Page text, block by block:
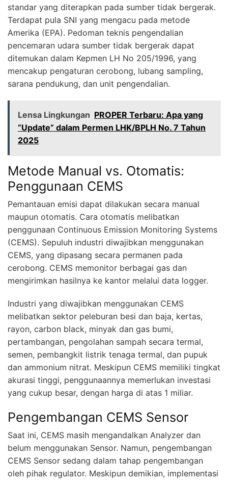
standar yang diterapkan pada sumber tidak bergerak.
Terdapat pula SNI yang mengacu pada metode
Amerika (EPA). Pedoman teknis pengendalian
pencemaran udara sumber tidak bergerak dapat
ditemukan dalam Kepmen LH No 205/1996, yang
mencakup pengaturan cerobong, lubang sampling,
sarana pendukung, dan unit pengendalian.
Lensa Lingkungan PROPER Terbaru: Apa yang
“Update” dalam Permen LHK/BPLH No. 7 Tahun
2025
Metode Manual vs. Otomatis:
Penggunaan CEMS
Pemantauan emisi dapat dilakukan secara manual
maupun otomatis. Cara otomatis melibatkan
penggunaan Continuous Emission Monitoring Systems
(CEMS). Sepuluh industri diwajibkan menggunakan
CEMS, yang dipasang secara permanen pada
cerobong. CEMS memonitor berbagai gas dan
mengirimkan hasilnya ke kantor melalui data logger.
Industri yang diwajibkan menggunakan CEMS
melibatkan sektor peleburan besi dan baja, kertas,
rayon, carbon black, minyak dan gas bumi,
pertambangan, pengolahan sampah secara termal,
semen, pembangkit listrik tenaga termal, dan pupuk
dan ammonium nitrat. Meskipun CEMS memiliki tingkat
akurasi tinggi, penggunaannya memerlukan investasi
yang cukup besar, dengan harga di atas 1 miliar.
Pengembangan CEMS Sensor
Saat ini, CEMS masih mengandalkan Analyzer dan
belum menggunakan Sensor. Namun, pengembangan
CEMS Sensor sedang dalam tahap pengembangan
oleh pihak regulator. Meskipun demikian, implementasi